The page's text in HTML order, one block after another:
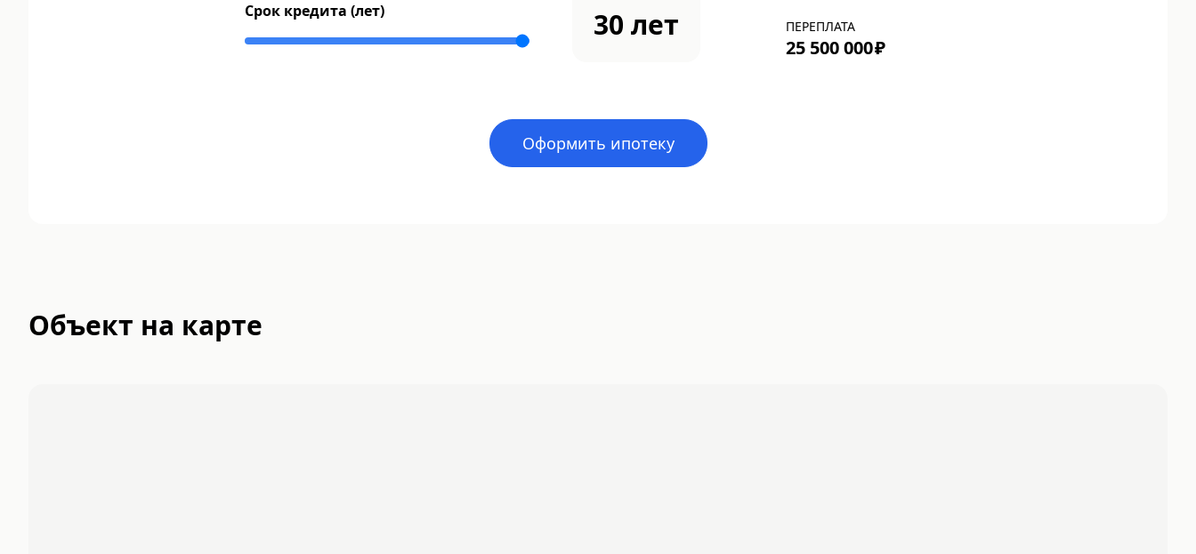
Срок кредита (лет) 30 лет ПЕРЕПЛАТА
25 500 000₽
Оформить ипотеку
Объект на карте